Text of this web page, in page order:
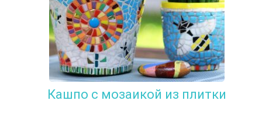
Кашпо с мозаикой из плитки